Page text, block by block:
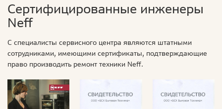
Сертифицированные инженеры
Neff
С специалисты сервисного центра являются штатными
сотрудниками, имеющими сертификаты, подтверждающие
право производить ремонт техники Neff.